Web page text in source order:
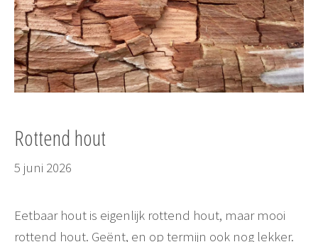
Rottend hout
5 juni 2026
Eetbaar hout is eigenlijk rottend hout, maar mooi
rottend hout. Geënt, en op termijn ook nog lekker.